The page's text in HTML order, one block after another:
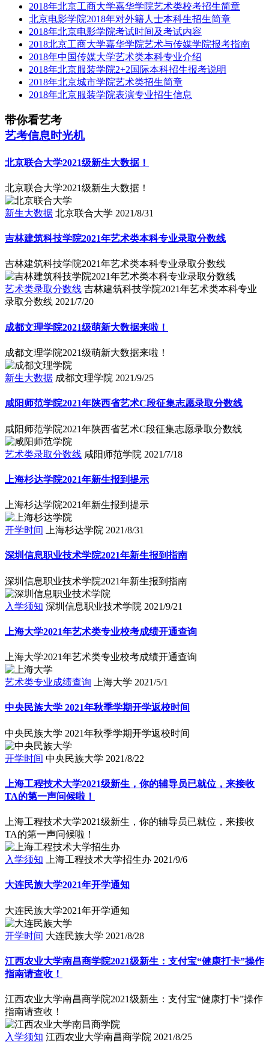
2018年北京工商大学嘉华学院艺术类校考招生简章
北京电影学院2018年对外籍人士本科生招生简章
2018年北京电影学院考试时间及考试内容
2018北京工商大学嘉华学院艺术与传媒学院报考指南
2018年中国传媒大学艺术类本科专业介绍
2018年北京服装学院2+2国际本科招生报考说明
2018年北京城市学院艺术类招生简章
2018年北京服装学院表演专业招生信息
带你看艺考
艺考信息时光机
北京联合大学2021级新生大数据！
北京联合大学2021级新生大数据！
新生大数据 北京联合大学 2021/8/31
吉林建筑科技学院2021年艺术类本科专业录取分数线
吉林建筑科技学院2021年艺术类本科专业录取分数线
艺术类录取分数线 吉林建筑科技学院2021年艺术类本科专业
录取分数线 2021/7/20
成都文理学院2021级萌新大数据来啦！
成都文理学院2021级萌新大数据来啦！
新生大数据 成都文理学院 2021/9/25
咸阳师范学院2021年陕西省艺术C段征集志愿录取分数线
咸阳师范学院2021年陕西省艺术C段征集志愿录取分数线
艺术类录取分数线 咸阳师范学院 2021/7/18
上海杉达学院2021年新生报到提示
上海杉达学院2021年新生报到提示
开学时间 上海杉达学院 2021/8/31
深圳信息职业技术学院2021年新生报到指南
深圳信息职业技术学院2021年新生报到指南
入学须知 深圳信息职业技术学院 2021/9/21
上海大学2021年艺术类专业校考成绩开通查询
上海大学2021年艺术类专业校考成绩开通查询
艺术类专业成绩查询 上海大学 2021/5/1
中央民族大学 2021年秋季学期开学返校时间
中央民族大学 2021年秋季学期开学返校时间
开学时间 中央民族大学 2021/8/22
上海工程技术大学2021级新生，你的辅导员已就位，来接收
TA的第一声问候啦！
上海工程技术大学2021级新生，你的辅导员已就位，来接收
TA的第一声问候啦！
入学须知 上海工程技术大学招生办 2021/9/6
大连民族大学2021年开学通知
大连民族大学2021年开学通知
开学时间 大连民族大学 2021/8/28
江西农业大学南昌商学院2021级新生：支付宝“健康打卡”操作
指南请查收！
江西农业大学南昌商学院2021级新生：支付宝“健康打卡”操作
指南请查收！
入学须知 江西农业大学南昌商学院 2021/8/25